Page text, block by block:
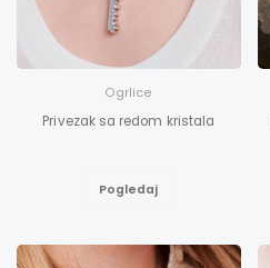
Ogrlice
Privezak sa redom kristala
Pogledaj